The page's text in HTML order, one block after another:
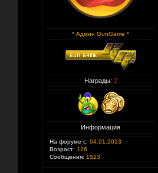
* Админ GunGame *
Награды: 2
Информация
На форуме с: 04.01.2013
Возраст: 126
Сообщения: 1523